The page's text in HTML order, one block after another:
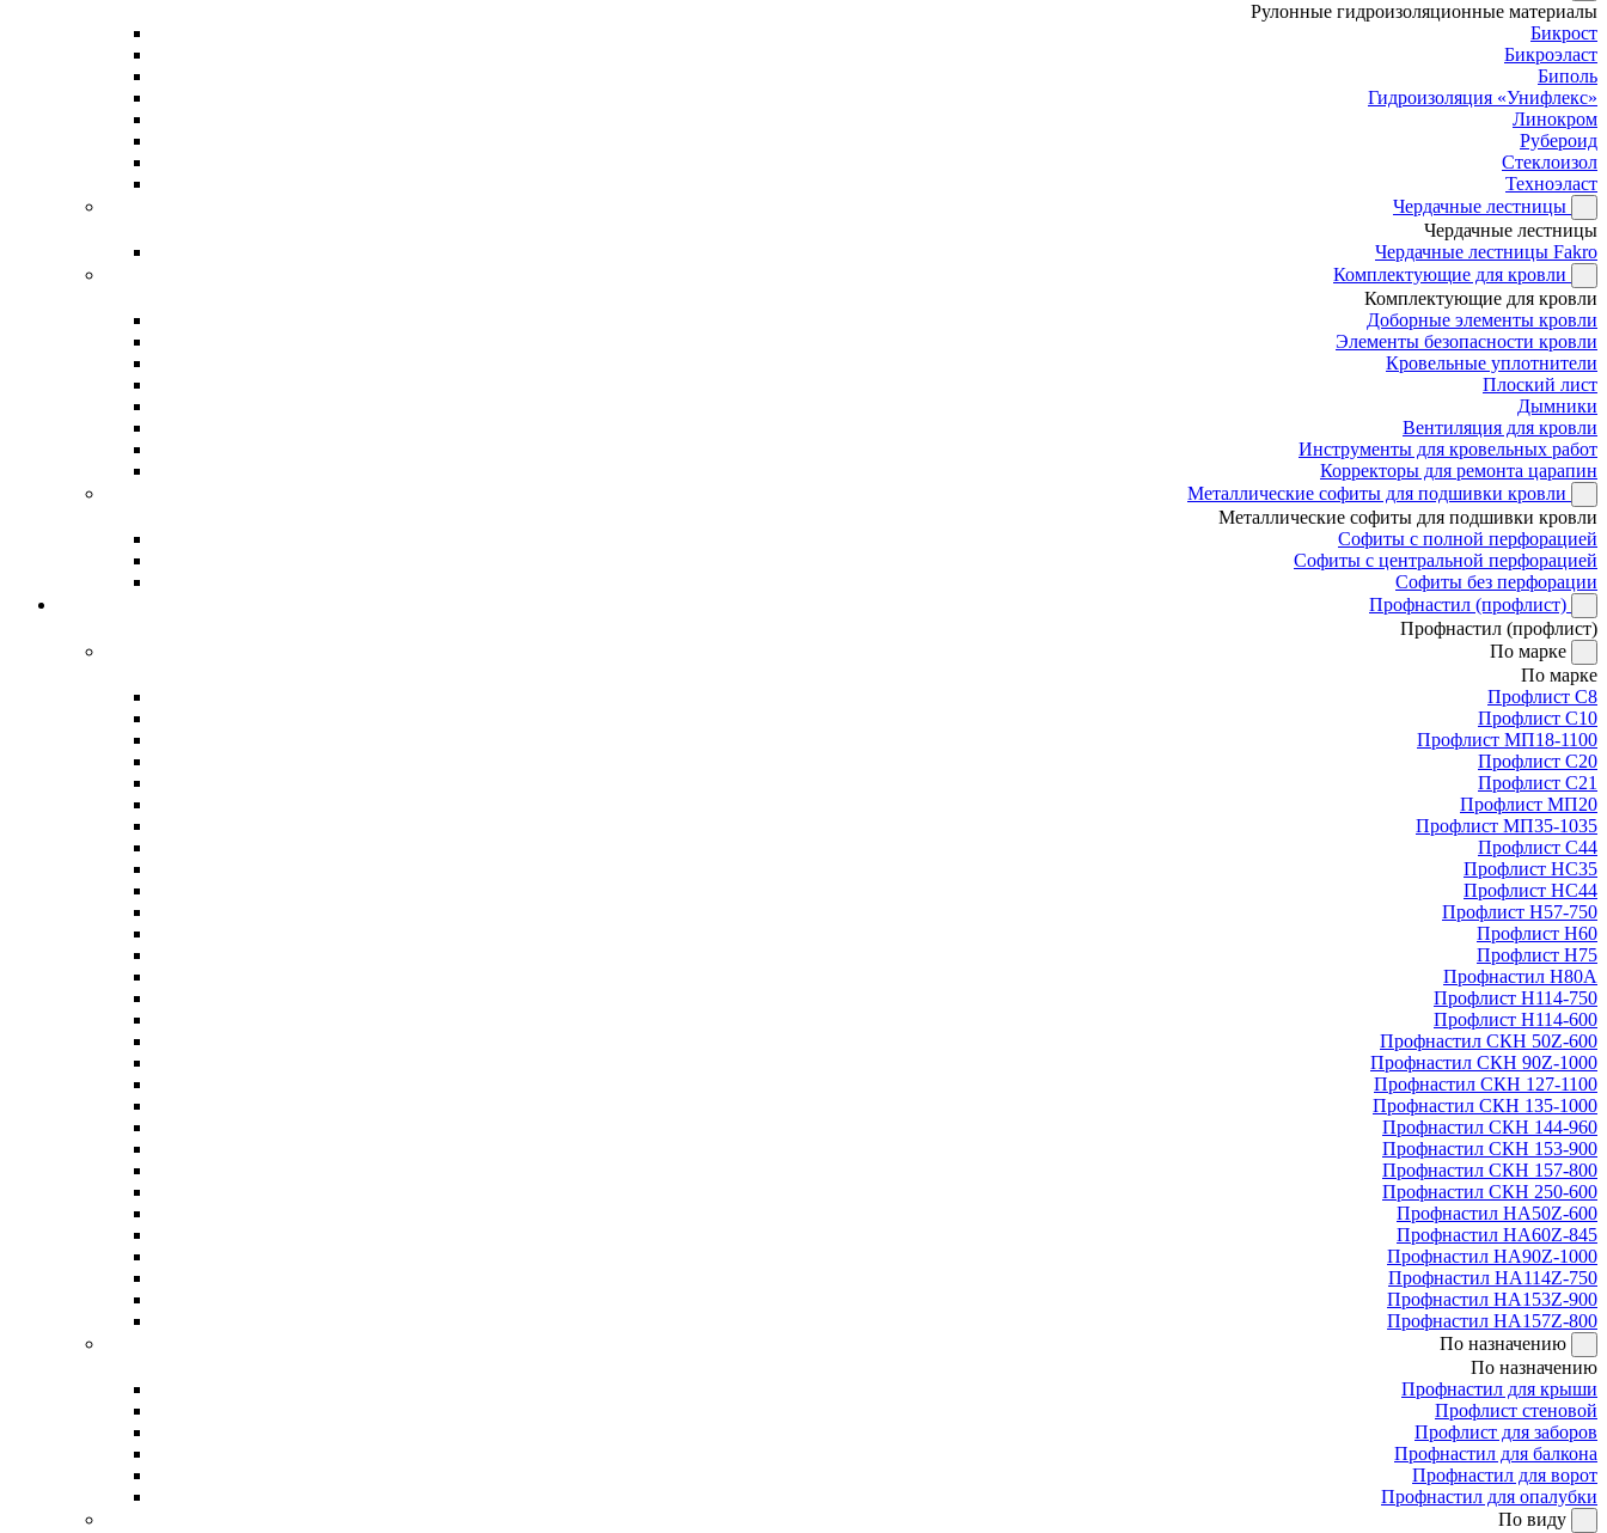
Рулонные гидроизоляционные материалы
Бикрост
Бикроэласт
Биполь
Гидроизоляция «Унифлекс»
Линокром
Рубероид
Стеклоизол
Техноэласт
Чердачные лестницы
Чердачные лестницы
Чердачные лестницы Fakro
Комплектующие для кровли
Комплектующие для кровли
Доборные элементы кровли
Элементы безопасности кровли
Кровельные уплотнители
Плоский лист
Дымники
Вентиляция для кровли
Инструменты для кровельных работ
Корректоры для ремонта царапин
Металлические софиты для подшивки кровли
Металлические софиты для подшивки кровли
Софиты с полной перфорацией
Софиты с центральной перфорацией
Софиты без перфорации
Профнастил (профлист)
Профнастил (профлист)
По марке
По марке
Профлист С8
Профлист С10
Профлист МП18-1100
Профлист С20
Профлист С21
Профлист МП20
Профлист МП35-1035
Профлист С44
Профлист НС35
Профлист НС44
Профлист Н57-750
Профлист Н60
Профлист Н75
Профнастил Н80А
Профлист Н114-750
Профлист Н114-600
Профнастил СКН 50Z-600
Профнастил СКН 90Z-1000
Профнастил СКН 127-1100
Профнастил СКН 135-1000
Профнастил СКН 144-960
Профнастил СКН 153-900
Профнастил СКН 157-800
Профнастил СКН 250-600
Профнастил НА50Z-600
Профнастил НА60Z-845
Профнастил НА90Z-1000
Профнастил НА114Z-750
Профнастил НА153Z-900
Профнастил НА157Z-800
По назначению
По назначению
Профнастил для крыши
Профлист стеновой
Профлист для заборов
Профнастил для балкона
Профнастил для ворот
Профнастил для опалубки
По виду